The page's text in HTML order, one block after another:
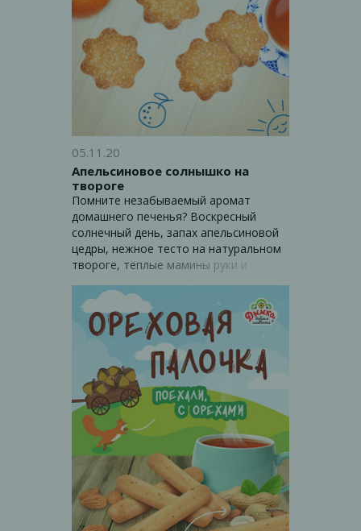
05.11.20
Апельсиновое солнышко на
твороге
Помните незабываемый аромат
домашнего печенья? Воскресный
солнечный день, запах апельсиновой
цедры, нежное тесто на натуральном
твороге, теплые мамины руки и
только из духовки, сдобного печенья
в форме сердечек, звёздочек,
солнышек… Мы решили подарить
своим покупателям эти мгновения
счастья и создали вкусные и
ароматные «Апельсиновые солнышки»
на твороге. В их составе натуральное
апельсиновое масло и творог, что
говорит о высоком качестве продукта
и непревзойденном вкусе! А еще
"Апельсиновые солнышки" легкие,
рассыпчатые, ароматные! В холодное
время года, когда так не хватает
солнца и радостных впечатлений, они
подарят вам радость, тепло и любовь.